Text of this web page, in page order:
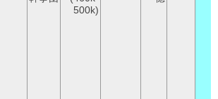
500k)